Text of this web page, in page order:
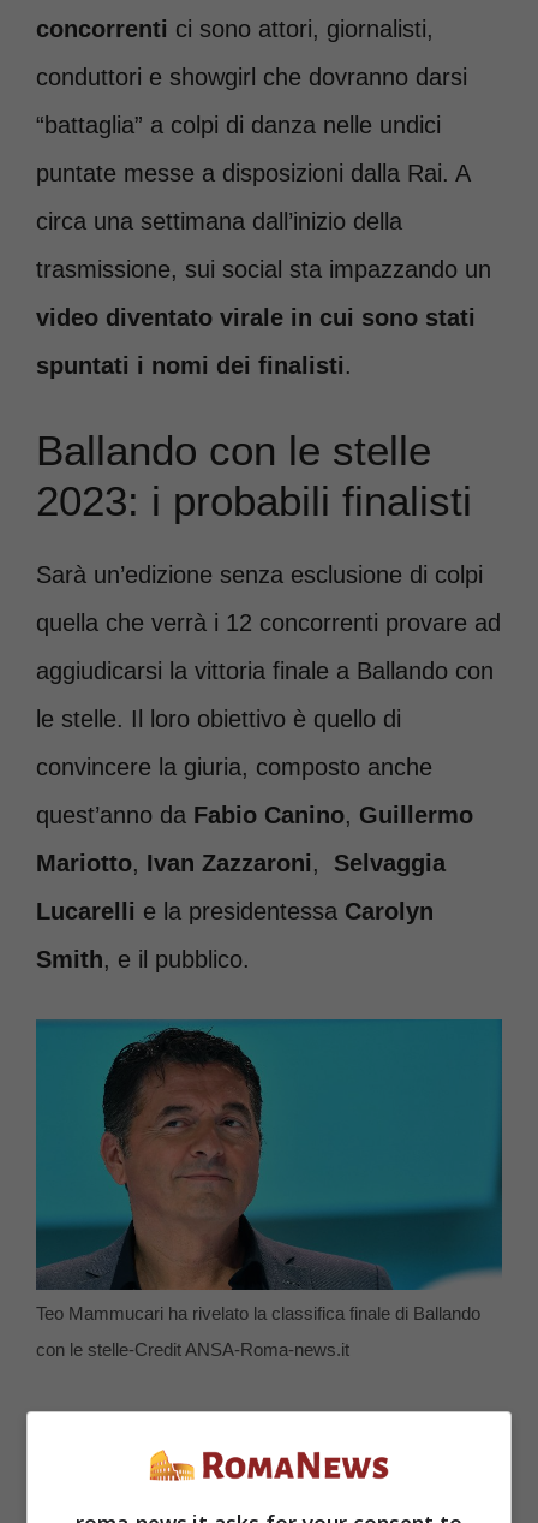
concorrenti ci sono attori, giornalisti,
conduttori e showgirl che dovranno darsi
“battaglia” a colpi di danza nelle undici
puntate messe a disposizioni dalla Rai. A
circa una settimana dall’inizio della
trasmissione, sui social sta impazzando un
video diventato virale in cui sono stati
spuntati i nomi dei finalisti.
Ballando con le stelle
2023: i probabili finalisti
Sarà un’edizione senza esclusione di colpi
quella che verrà i 12 concorrenti provare ad
aggiudicarsi la vittoria finale a Ballando con
le stelle. Il loro obiettivo è quello di
convincere la giuria, composto anche
quest’anno da Fabio Canino, Guillermo
Mariotto, Ivan Zazzaroni, Selvaggia
Lucarelli e la presidentessa Carolyn
Smith, e il pubblico.
Teo Mammucari ha rivelato la classifica finale di Ballando
con le stelle-Credit ANSA-Roma-news.it
Teo Mammuccari il quale ha